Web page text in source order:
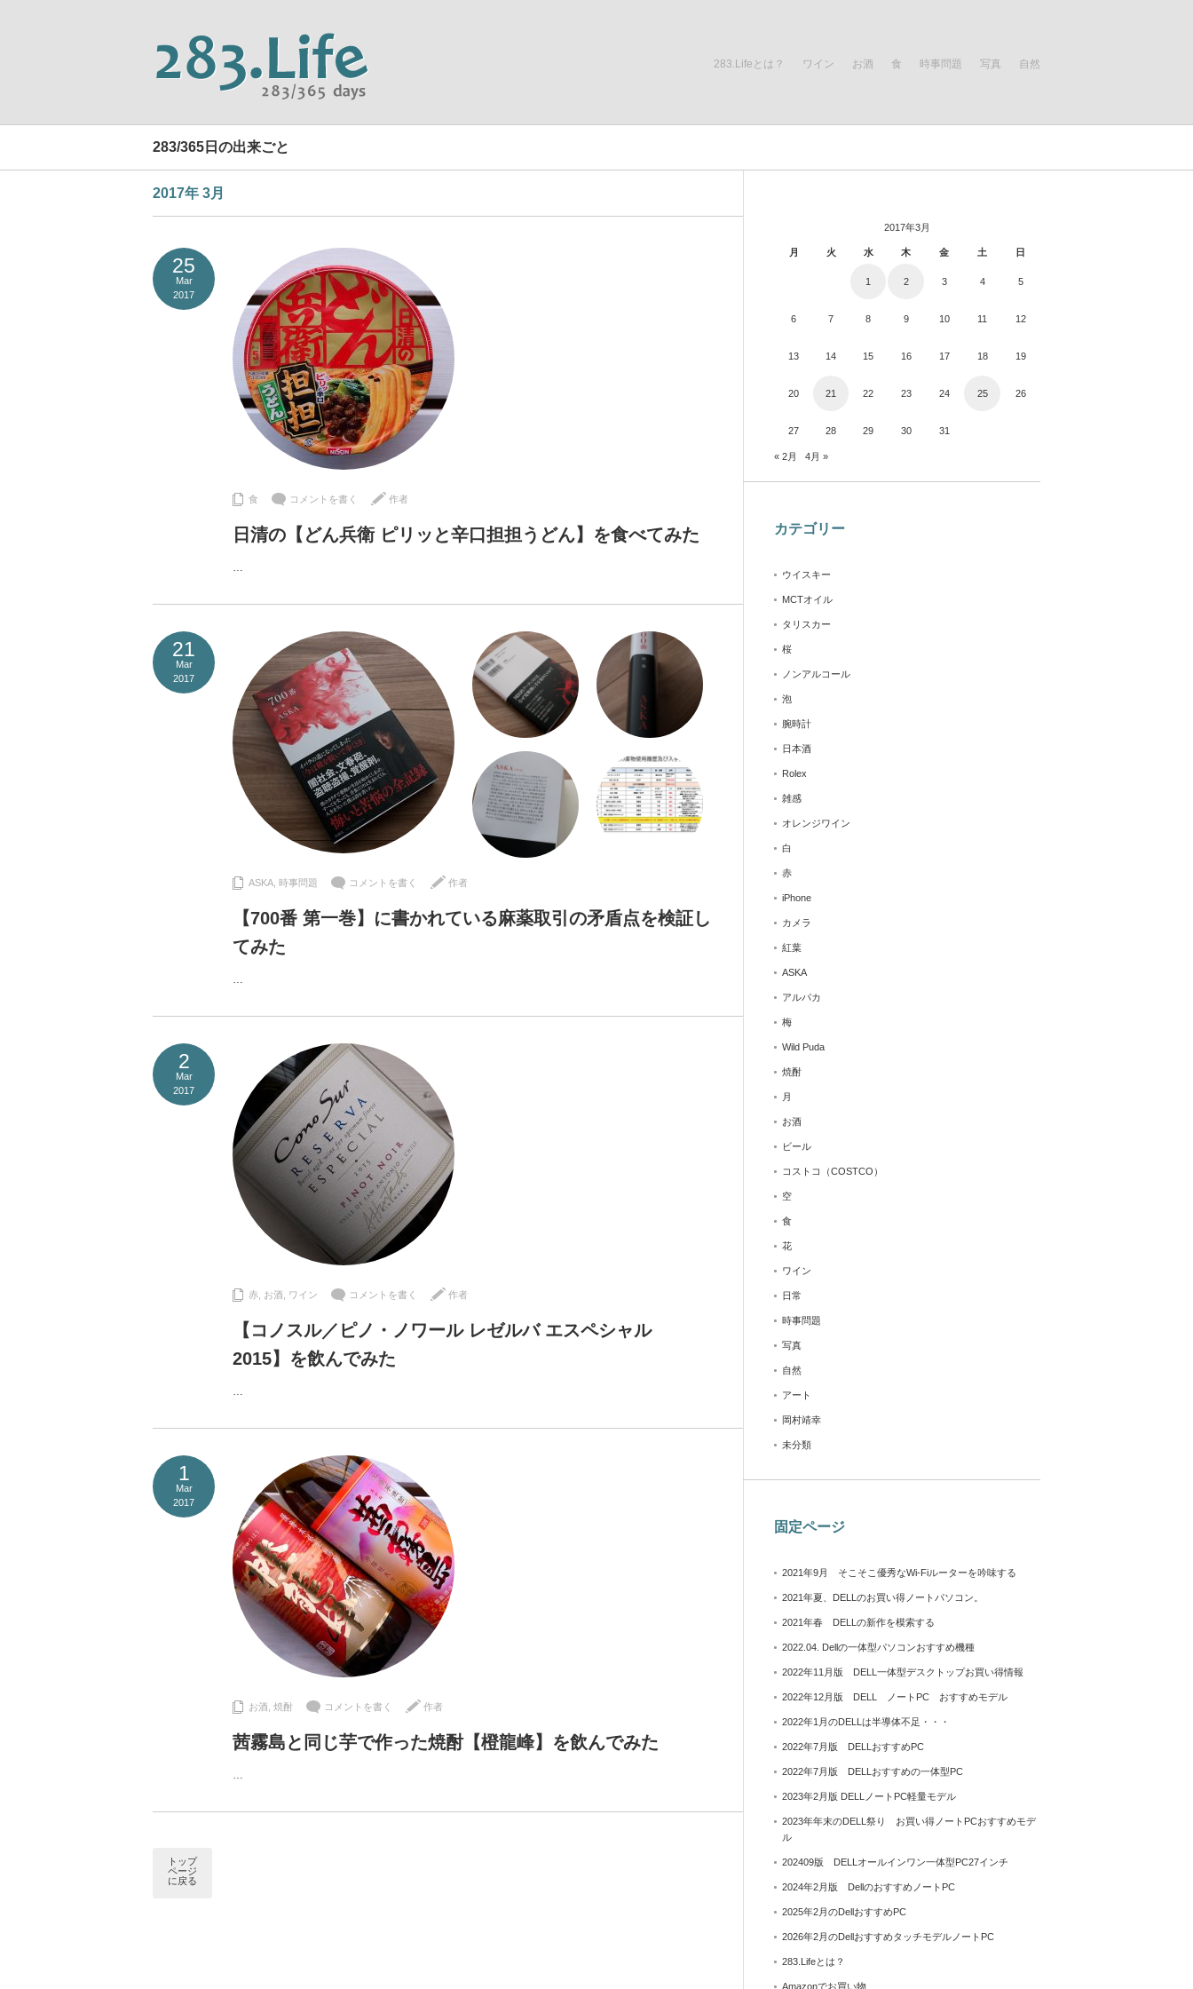
283.Lifeとは？ ワイン お酒 食 時事問題 写真 自然
283/365日の出来ごと
2017年 3月
25
Mar
2017
食 コメントを書く 作者
日清の【どん兵衛 ピリッと辛口担担うどん】を食べてみた
…
21
Mar
2017
ASKA 時事問題 コメントを書く 作者
【700番 第一巻】に書かれている麻薬取引の矛盾点を検証し
てみた
…
2
Mar
2017
赤 お酒 ワイン コメントを書く 作者
【コノスル／ピノ・ノワール レゼルバ エスペシャル
2015】を飲んでみた
…
1
Mar
2017
お酒 焼酎 コメントを書く 作者
茜霧島と同じ芋で作った焼酎【橙龍峰】を飲んでみた
…
トップ
ページ
に戻る
2017年3月
月 火 水 木 金 土 日
1 2 3 4 5
6 7 8 9 10 11 12
13 14 15 16 17 18 19
20 21 22 23 24 25 26
27 28 29 30 31
« 2月 4月 »
カテゴリー
ウイスキー
MCTオイル
タリスカー
桜
ノンアルコール
泡
腕時計
日本酒
Rolex
雑感
オレンジワイン
白
赤
iPhone
カメラ
紅葉
ASKA
アルパカ
梅
Wild Puda
焼酎
月
お酒
ビール
コストコ（COSTCO）
空
食
花
ワイン
日常
時事問題
写真
自然
アート
岡村靖幸
未分類
固定ページ
2021年9月 そこそこ優秀なWi-Fiルーターを吟味する
2021年夏、DELLのお買い得ノートパソコン。
2021年春 DELLの新作を模索する
2022.04. Dellの一体型パソコンおすすめ機種
2022年11月版 DELL一体型デスクトップお買い得情報
2022年12月版 DELL ノートPC おすすめモデル
2022年1月のDELLは半導体不足・・・
2022年7月版 DELLおすすめPC
2022年7月版 DELLおすすめの一体型PC
2023年2月版 DELLノートPC軽量モデル
2023年年末のDELL祭り お買い得ノートPCおすすめモデ
ル
202409版 DELLオールインワン一体型PC27インチ
2024年2月版 DellのおすすめノートPC
2025年2月のDellおすすめPC
2026年2月のDellおすすめタッチモデルノートPC
283.Lifeとは？
Amazonでお買い物